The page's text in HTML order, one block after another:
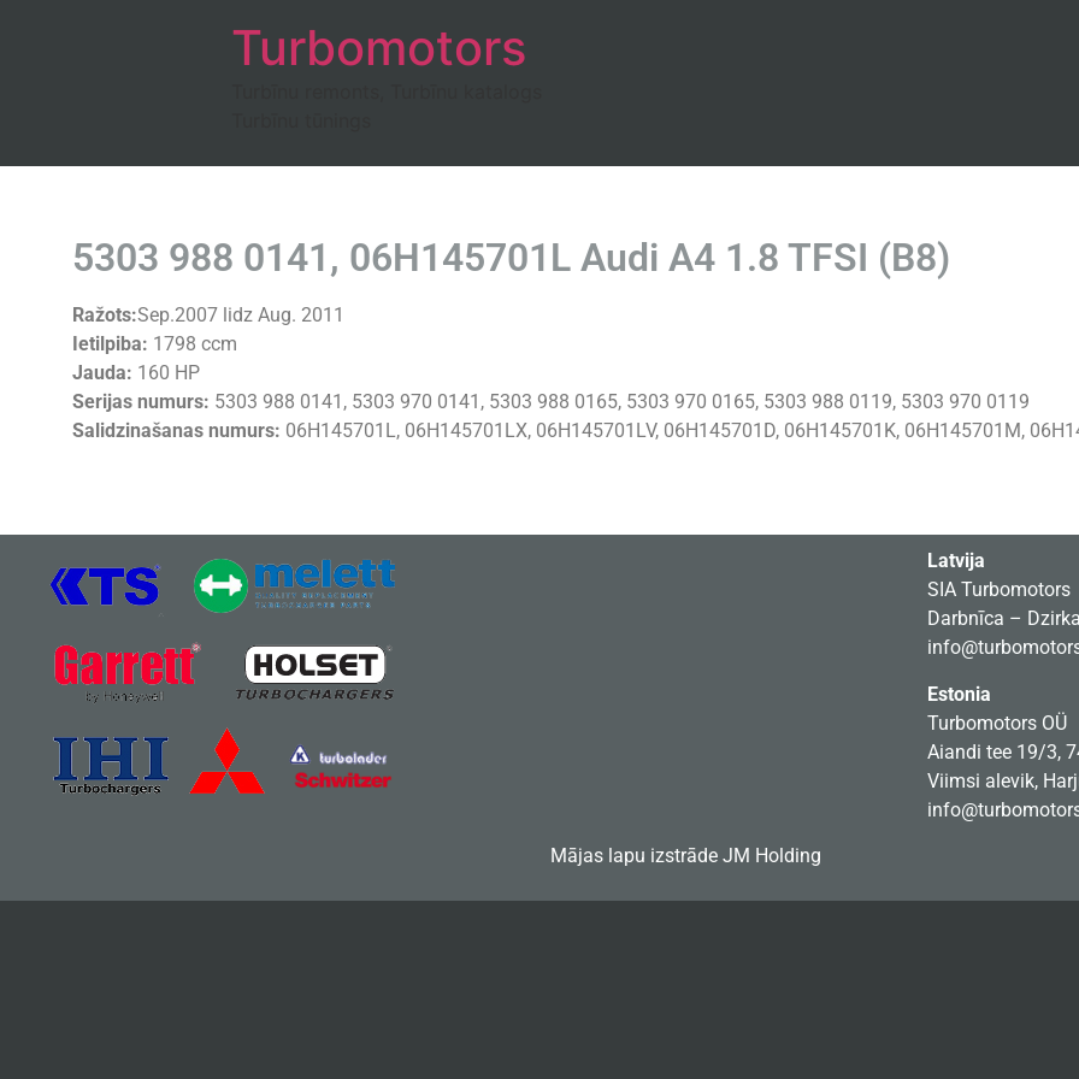
Turbomotors
5303 988 0141, 06H145701L Audi A4 1.8 TFSI (B8)
Ražots:Sep.2007 lidz Aug. 2011
Ietilpiba: 1798 ccm
Jauda: 160 HP
Serijas numurs: 5303 988 0141, 5303 970 0141, 5303 988 0165, 5303 970 0165, 5303 988 0119, 5303 970 0119
Salidzinašanas numurs: 06H145701L, 06H145701LX, 06H145701LV, 06H145701D, 06H145701K, 06H145701M,
Mājas lapu izstrāde JM Holding
Latvija
SIA Turbomotors
Darbnīca –
Estonia
Turbomotors OÜ
Aiandi tee 19/3,
Viimsi alevik,